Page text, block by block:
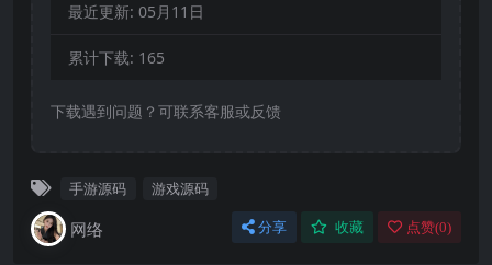
最近更新: 05月11日
累计下载: 165
下载遇到问题？可联系客服或反馈
手游源码 游戏源码
网络 分享 收藏 点赞(0)